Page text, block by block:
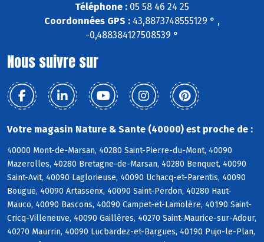
Téléphone : 05 58 46 24 25
Coordonnées GPS : 43,8873748555129 ° ,
-0,488384127508539 °
Nous suivre sur
Votre magasin Nature & Sante (40000) est proche de :
40000 Mont-de-Marsan, 40280 Saint-Pierre-du-Mont, 40090
Mazerolles, 40280 Bretagne-de-Marsan, 40280 Benquet, 40090
Saint-Avit, 40090 Laglorieuse, 40090 Uchacq-et-Parentis, 40090
Bougue, 40090 Artassenx, 40090 Saint-Perdon, 40280 Haut-
Mauco, 40090 Bascons, 40090 Campet-et-Lamolère, 40190 Saint-
Cricq-Villeneuve, 40090 Gaillères, 40270 Saint-Maurice-sur-Adour,
40270 Maurrin, 40090 Lucbardez-et-Bargues, 40190 Pujo-le-Plan,